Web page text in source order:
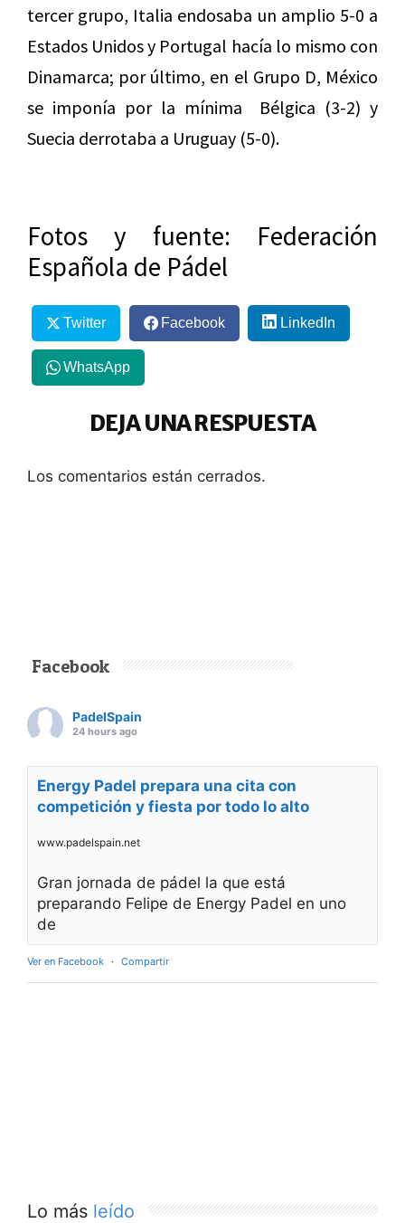
tercer grupo, Italia endosaba un amplio 5-0 a
Estados Unidos y Portugal hacía lo mismo con
Dinamarca; por último, en el Grupo D, México
se imponía por la mínima Bélgica (3-2) y
Suecia derrotaba a Uruguay (5-0).
Fotos y fuente: Federación
Española de Pádel
Twitter Facebook LinkedIn
WhatsApp
DEJA UNA RESPUESTA
Los comentarios están cerrados.
Facebook
PadelSpain
24 hours ago
Energy Padel prepara una cita con
competición y fiesta por todo lo alto
www.padelspain.net
Gran jornada de pádel la que está
preparando Felipe de Energy Padel en uno
de
Ver en Facebook · Compartir
Lo más leído